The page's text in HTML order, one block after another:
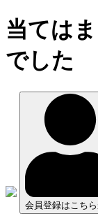
当ては
でした
会員登録はこち